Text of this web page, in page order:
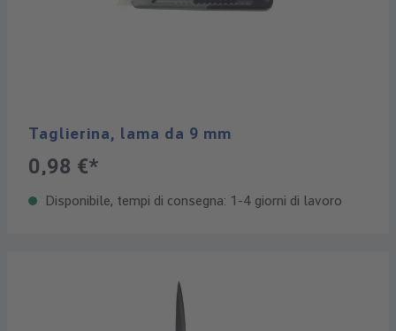
Taglierina, lama da 9 mm
0,98 €*
Disponibile, tempi di consegna: 1-4 giorni di lavoro